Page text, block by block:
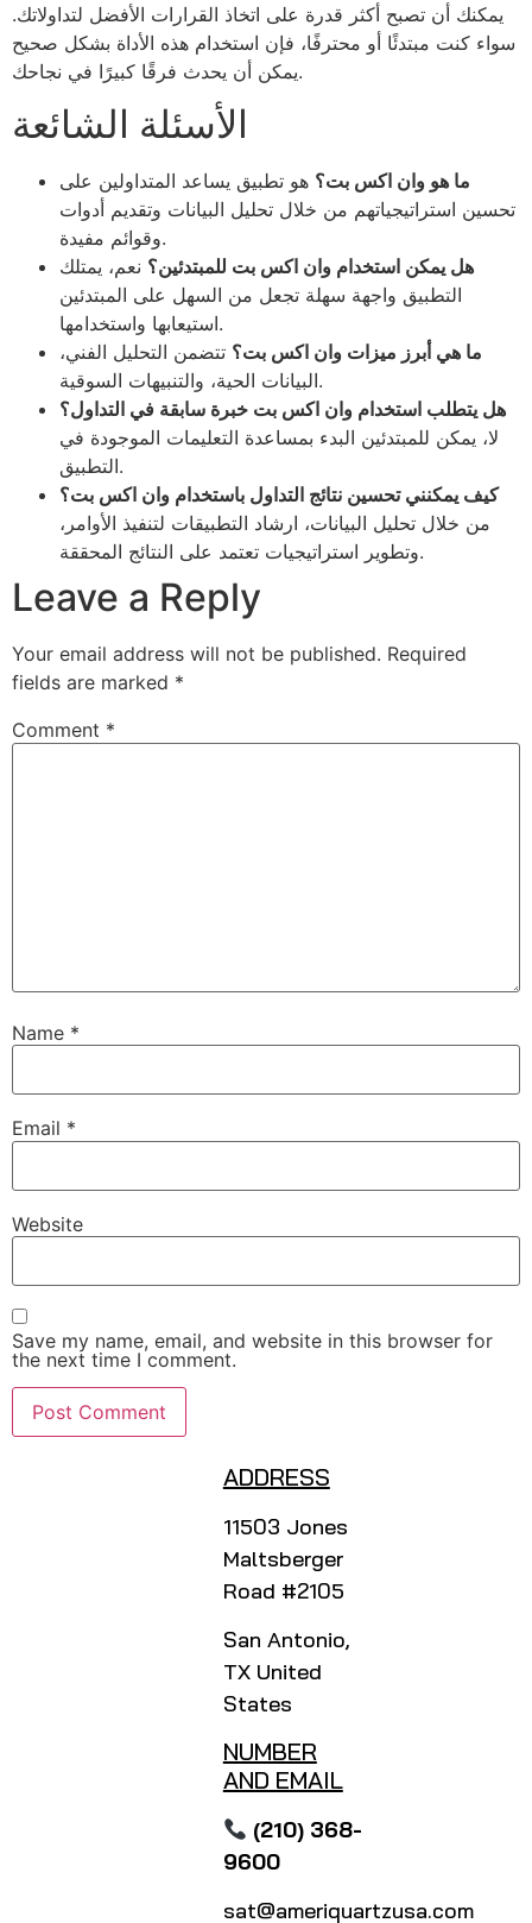
يمكنك أن تصبح أكثر قدرة على اتخاذ القرارات الأفضل لتداولاتك.
سواء كنت مبتدئًا أو محترفًا، فإن استخدام هذه الأداة بشكل صحيح
يمكن أن يحدث فرقًا كبيرًا في نجاحك.
الأسئلة الشائعة
ما هو وان اكس بت؟ هو تطبيق يساعد المتداولين على
تحسين استراتيجياتهم من خلال تحليل البيانات وتقديم أدوات
وقوائم مفيدة.
هل يمكن استخدام وان اكس بت للمبتدئين؟ نعم، يمتلك
التطبيق واجهة سهلة تجعل من السهل على المبتدئين
استيعابها واستخدامها.
ما هي أبرز ميزات وان اكس بت؟ تتضمن التحليل الفني،
البيانات الحية، والتنبيهات السوقية.
هل يتطلب استخدام وان اكس بت خبرة سابقة في التداول؟
لا، يمكن للمبتدئين البدء بمساعدة التعليمات الموجودة في
التطبيق.
كيف يمكنني تحسين نتائج التداول باستخدام وان اكس بت؟
من خلال تحليل البيانات، ارشاد التطبيقات لتنفيذ الأوامر،
وتطوير استراتيجيات تعتمد على النتائج المحققة.
Leave a Reply
Your email address will not be published. Required
fields are marked *
Comment *
Name *
Email *
Website
Save my name, email, and website in this browser for
the next time I comment.
ADDRESS
11503 Jones
Maltsberger
Road #2105
San Antonio,
TX United
States
NUMBER
AND EMAIL
(210) 368-
9600
sat@ameriquartzusa.com